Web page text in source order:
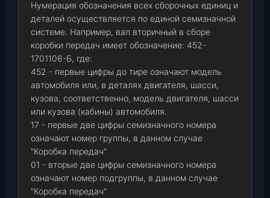
Нумерация обозначения всех сборочных единиц и
деталей осуществляется по единой семизначной
системе. Например, вал вторичный в сборе
коробки передач имеет обозначение: 452-
1701106-Б, где:
452 - первые цифры до тире означают модель
автомобиля или, в деталях двигателя, шасси,
кузова, соответственно, модель двигателя, шасси
или кузова (кабины) автомобиля.
17 - первые две цифры семизначного номера
означают номер группы, в данном случае
"Коробка передач"
01 - вторые две цифры семизначного номера
означают номер подгруппы, в данном случае
"Коробка передач"